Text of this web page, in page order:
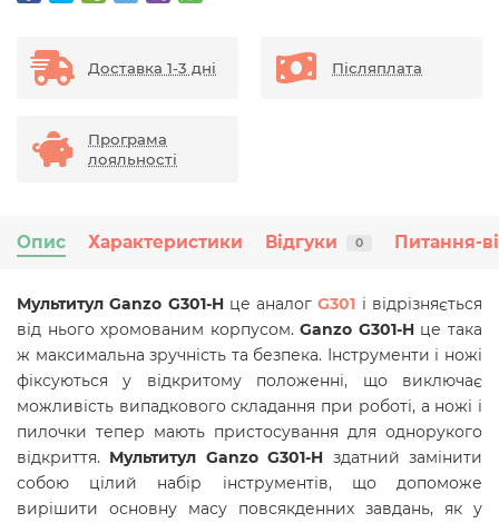
Доставка 1-3 дні Післяплата
Програма
лояльності
Опис Характеристики Відгуки 0 Питання-
Мультитул Ganzo G301-Hце аналогG301 і відрізняється
від нього хромованим корпусом.Ganzo G301-Hце така
ж максимальна зручність та безпека. Інструменти і ножі
фіксуються у відкритому положенні, що виключає
можливість випадкового складання при роботі, а ножі і
пилочки тепер мають пристосування для однорукого
відкриття. Мультитул Ganzo G301-H здатний замінити
собою цілий набір інструментів, що допоможе
вирішити основну масу повсякденних завдань, як у